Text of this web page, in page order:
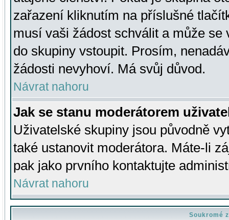
zařazení kliknutím na příslušné
musí vaši žádost schválit a může se
do skupiny vstoupit. Prosím,
žádosti nevyhoví. Má svůj důvod.
Návrat nahoru
Jak se stanu moderátorem
Uživatelské skupiny jsou původně
také ustanovit moderátora. Máte-li
pak jako prvního kontaktujte
Návrat nahoru
Soukromé